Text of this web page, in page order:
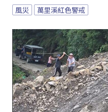
風災 萬里溪紅色警戒